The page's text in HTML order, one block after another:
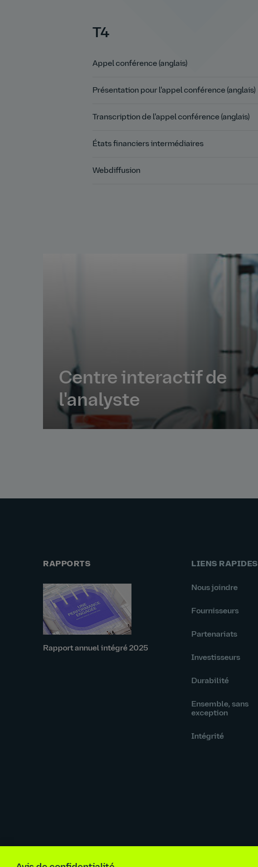
T4
Appel conférence (anglais)
Présentation pour l'appel conférence (anglais)
Transcription de l'appel conférence (anglais)
États financiers intermédiaires
Webdiffusion
Centre interactif de
l'analyste
RAPPORTS
Rapport annuel intégré 2025
LIENS RAPIDES
Nous joindre
Fournisseurs
Partenariats
Investisseurs
Durabilité
Ensemble, sans
exception
Intégrité